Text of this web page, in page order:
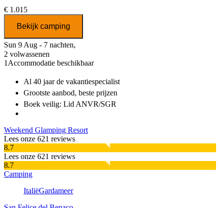
€ 1.015
Bekijk camping
Sun 9 Aug - 7 nachten,
2 volwassenen
1Accommodatie beschikbaar
Al 40 jaarde vakantiespecialist
Grootste aanbod, beste prijzen
Boek veilig: Lid ANVR/SGR
Weekend Glamping Resort
Lees onze 621 reviews
8.7
Lees onze 621 reviews
8.7
Camping
ItaliëGardameer